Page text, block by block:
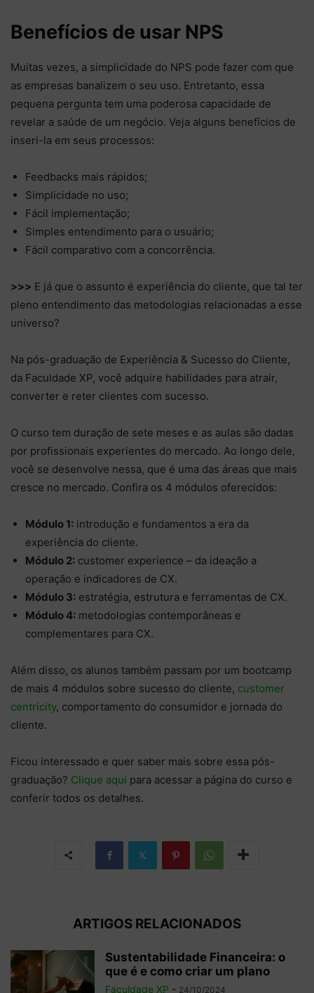
Benefícios de usar NPS
Muitas vezes, a simplicidade do NPS pode fazer com que
as empresas banalizem o seu uso. Entretanto, essa
pequena pergunta tem uma poderosa capacidade de
revelar a saúde de um negócio. Veja alguns benefícios de
inseri-la em seus processos:
Feedbacks mais rápidos;
Simplicidade no uso;
Fácil implementação;
Simples entendimento para o usuário;
Fácil comparativo com a concorrência.
>>> E já que o assunto é experiência do cliente, que tal ter
pleno entendimento das metodologias relacionadas a esse
universo?
Na pós-graduação de Experiência & Sucesso do Cliente,
da Faculdade XP, você adquire habilidades para atrair,
converter e reter clientes com sucesso.
O curso tem duração de sete meses e as aulas são dadas
por profissionais experientes do mercado. Ao longo dele,
você se desenvolve nessa, que é uma das áreas que mais
cresce no mercado. Confira os 4 módulos oferecidos:
Módulo 1: introdução e fundamentos a era da
experiência do cliente.
Módulo 2: customer experience – da ideação a
operação e indicadores de CX.
Módulo 3: estratégia, estrutura e ferramentas de CX.
Módulo 4: metodologias contemporâneas e
complementares para CX.
Além disso, os alunos também passam por um bootcamp
de mais 4 módulos sobre sucesso do cliente, customer
centricity, comportamento do consumidor e jornada do
cliente.
Ficou interessado e quer saber mais sobre essa pós-
graduação? Clique aqui para acessar a página do curso e
conferir todos os detalhes.
ARTIGOS RELACIONADOS
Sustentabilidade Financeira: o
que é e como criar um plano
Faculdade XP - 24/10/2024